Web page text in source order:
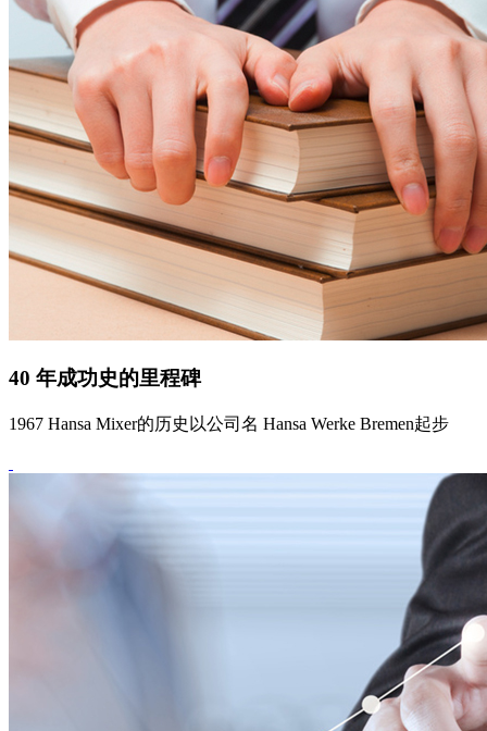
40 年成功史的里程碑
1967 Hansa Mixer的历史以公司名 Hansa Werke Bremen起步